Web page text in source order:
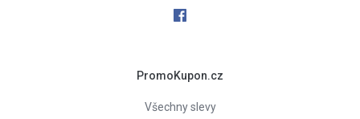
PromoKupon.cz
Všechny slevy